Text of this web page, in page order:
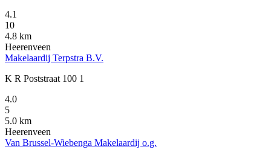
4.1
10
4.8 km
Heerenveen
Makelaardij Terpstra B.V.
K R Poststraat 100 1
4.0
5
5.0 km
Heerenveen
Van Brussel-Wiebenga Makelaardij o.g.